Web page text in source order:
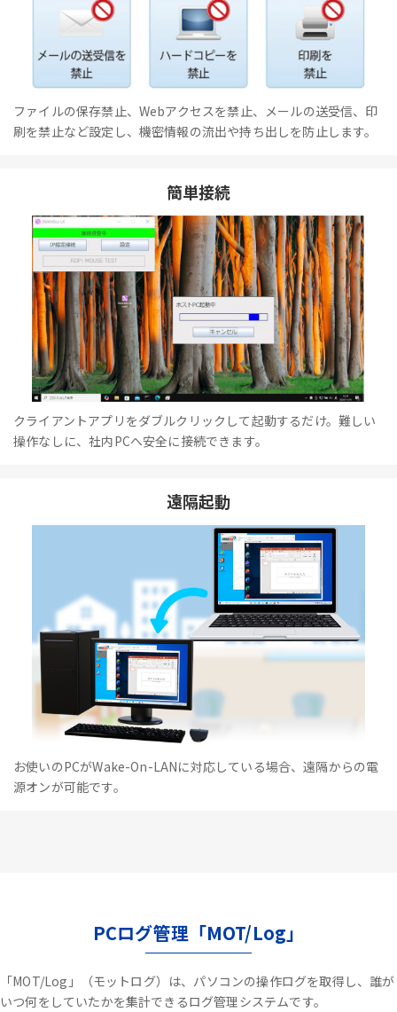
ファイルの保存禁止、Webアクセスを禁止、メールの送受信、印
刷を禁止など設定し、機密情報の流出や持ち出しを防止します。
簡単接続
クライアントアプリをダブルクリックして起動するだけ。難しい
操作なしに、社内PCへ安全に接続できます。
遠隔起動
お使いのPCがWake-On-LANに対応している場合、遠隔からの電
源オンが可能です。
PCログ管理「MOT/Log」
「MOT/Log」（モットログ）は、パソコンの操作ログを取得し、誰が
いつ何をしていたかを集計できるログ管理システムです。